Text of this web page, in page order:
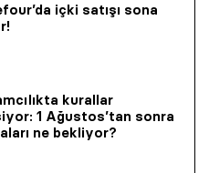
içki satışı sona
kurallar
1 Ağustos’tan sonra
ne bekliyor?